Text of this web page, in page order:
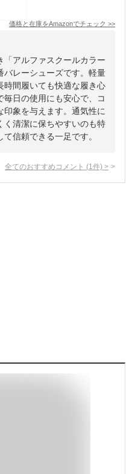
価格と在庫をAmazonでチェック >>
「アルファスクールカラー
バレーシューズです。軽量
時間履いても快適な履き心
日の使用にも安心で、コ
印象を与えます。通気性に
く清潔に保ちやすいのも特
信頼できる一足です。
全てのおすすめコメント (1 件) >